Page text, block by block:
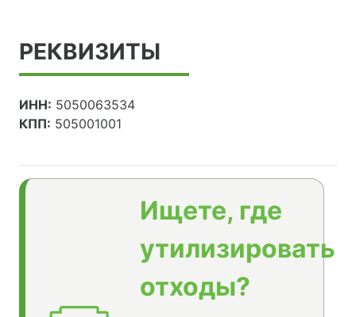
РЕКВИЗИТЫ
ИНН: 5050063534
КПП: 505001001
Ищете, где
утилизировать
отходы?